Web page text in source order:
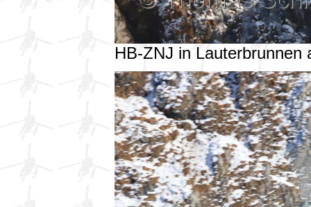
HB-ZNJ in